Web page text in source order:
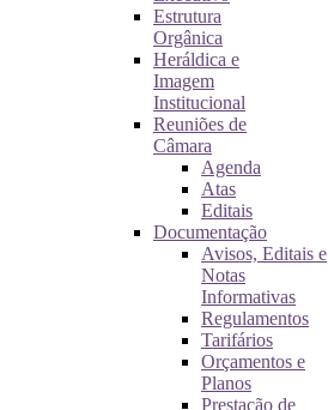
Estrutura
Orgânica
Heráldica e
Imagem
Institucional
Reuniões de
Câmara
Agenda
Atas
Editais
Documentação
Avisos, Editais e
Notas
Informativas
Regulamentos
Tarifários
Orçamentos e
Planos
Prestação de